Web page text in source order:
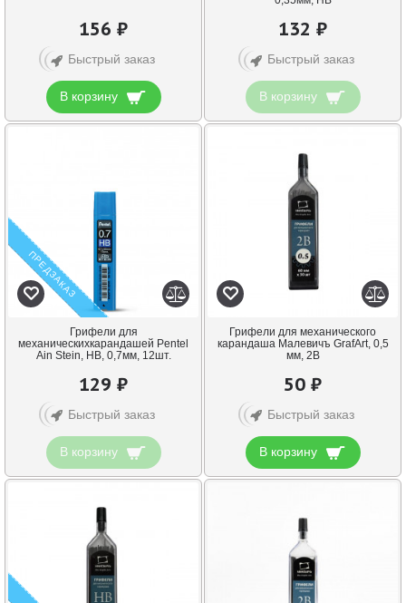
156 ₽
Быстрый заказ
В корзину
132 ₽
Быстрый заказ
В корзину
ПРЕДЗАКАЗ
Грифели для
механическихкарандашей Pentel
Ain Stein, HB, 0,7мм, 12шт.
129 ₽
Быстрый заказ
В корзину
Грифели для механического
карандаша Малевичъ GrafArt, 0,5
мм, 2B
50 ₽
Быстрый заказ
В корзину